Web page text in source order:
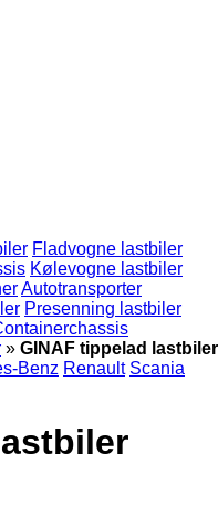
Fladvogne lastbiler
Kølevogne lastbiler
Autotransporter
Presenning lastbiler
» GINAF tippelad lastbiler
Benz Renault Scania